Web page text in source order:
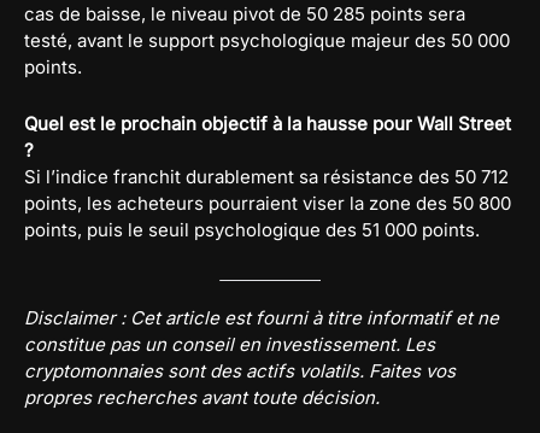
cas de baisse, le niveau pivot de 50 285 points sera
testé, avant le support psychologique majeur des 50 000
points.
Quel est le prochain objectif à la hausse pour Wall Street
?
Si l’indice franchit durablement sa résistance des 50 712
points, les acheteurs pourraient viser la zone des 50 800
points, puis le seuil psychologique des 51 000 points.
Disclaimer : Cet article est fourni à titre informatif et ne
constitue pas un conseil en investissement. Les
cryptomonnaies sont des actifs volatils. Faites vos
propres recherches avant toute décision.